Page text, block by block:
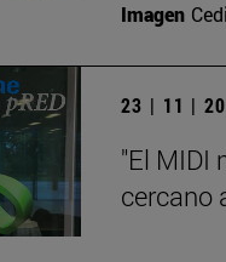
Imagen
23 | 11 |
"El MIDI
cercano